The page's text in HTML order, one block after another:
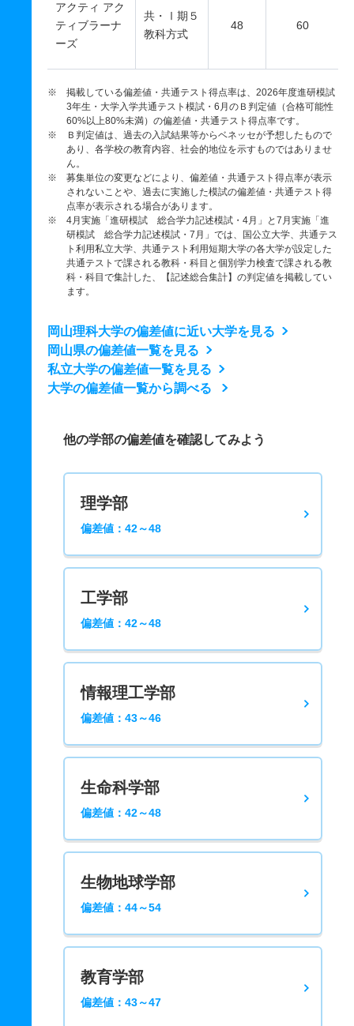
アクティ アク
ティブラーナ
ーズ
共・Ⅰ期５
教科方式
48 60
※ 掲載している偏差値・共通テスト得点率は、2026年度進研模試
3年生・大学入学共通テスト模試・6月のＢ判定値（合格可能性
60%以上80%未満）の偏差値・共通テスト得点率です。
※ Ｂ判定値は、過去の入試結果等からベネッセが予想したもので
あり、各学校の教育内容、社会的地位を示すものではありませ
ん。
※ 募集単位の変更などにより、偏差値・共通テスト得点率が表示
されないことや、過去に実施した模試の偏差値・共通テスト得
点率が表示される場合があります。
※ 4月実施「進研模試 総合学力記述模試・4月」と7月実施「進
研模試 総合学力記述模試・7月」では、国公立大学、共通テス
ト利用私立大学、共通テスト利用短期大学の各大学が設定した
共通テストで課される教科・科目と個別学力検査で課される教
科・科目で集計した、【記述総合集計】の判定値を掲載してい
ます。
岡山理科大学の偏差値に近い大学を見る
岡山県の偏差値一覧を見る
私立大学の偏差値一覧を見る
大学の偏差値一覧から調べる
他の学部の偏差値を確認してみよう
理学部
偏差値：42～48
工学部
偏差値：42～48
情報理工学部
偏差値：43～46
生命科学部
偏差値：42～48
生物地球学部
偏差値：44～54
教育学部
偏差値：43～47